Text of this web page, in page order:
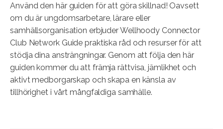
Använd den här guiden för att göra skillnad! Oavsett
om du är ungdomsarbetare, lärare eller
samhällsorganisation erbjuder Wellhoody Connector
Club Network Guide praktiska råd och resurser för att
stödja dina ansträngningar. Genom att följa den här
guiden kommer du att främja rättvisa, jämlikhet och
aktivt medborgarskap och skapa en känsla av
tillhörighet i vårt mångfaldiga samhälle.